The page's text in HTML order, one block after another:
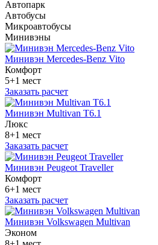
Автопарк
Автобусы
Микроавтобусы
Минивэны
Минивэн Mercedes-Benz Vito
Комфорт
5+1 мест
Заказать расчет
Минивэн Multivan Т6.1
Люкс
8+1 мест
Заказать расчет
Минивэн Peugeot Traveller
Комфорт
6+1 мест
Заказать расчет
Минивэн Volkswagen Multivan
Эконом